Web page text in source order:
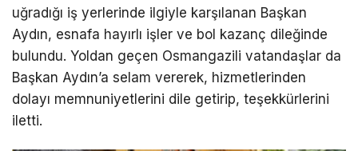
uğradığı iş yerlerinde ilgiyle karşılanan Başkan
Aydın, esnafa hayırlı işler ve bol kazanç dileğinde
bulundu. Yoldan geçen Osmangazili vatandaşlar da
Başkan Aydın’a selam vererek, hizmetlerinden
dolayı memnuniyetlerini dile getirip, teşekkürlerini
iletti.